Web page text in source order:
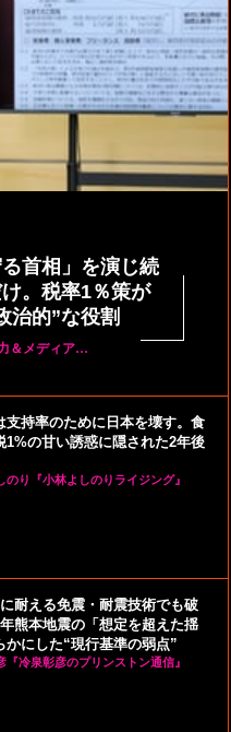
首相」を演じ続
。税率1％策が
治的”な役割
＆メディア…
支持率のために日本を壊す。食
1%の甘い誘惑に隠された2年後
のり『小林よしのりライジング』
に耐える免震・耐震技術でも破
熊本地震の「想定を超えた揺
かにした“現行基準の弱点”
『冷泉彰彦のプリンストン通信』